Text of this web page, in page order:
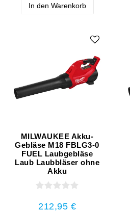
In den Warenkorb
MILWAUKEE Akku-
Gebläse M18 FBLG3-0
FUEL Laubgebläse
Laub Laubbläser ohne
Akku
212,95 €